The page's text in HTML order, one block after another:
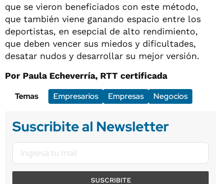
que se vieron beneficiados con este método,
que también viene ganando espacio entre los
deportistas, en esepcial de alto rendimiento,
que deben vencer sus miedos y dificultades,
desatar nudos y desarrollar su mejor versión.
Por Paula Echeverría, RTT certificada
Temas
Empresarios Empresas Negocios
Suscribite al Newsletter
SUSCRIBITE